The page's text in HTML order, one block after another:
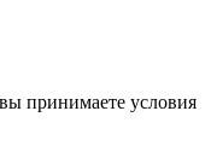
принимаете условия